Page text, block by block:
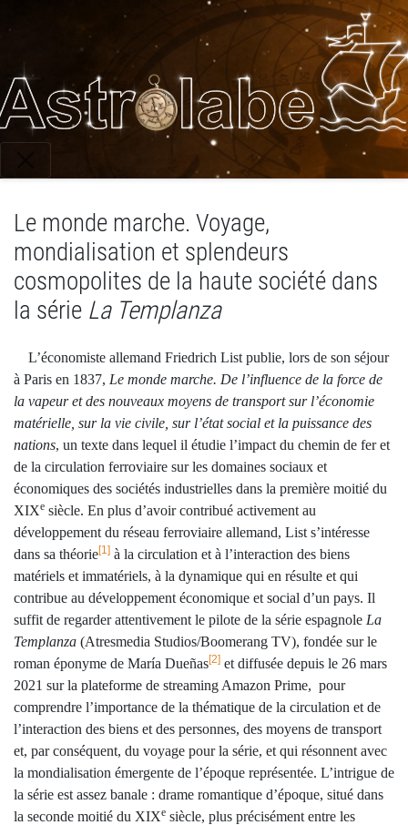
au
principal
Le monde marche. Voyage,
mondialisation et splendeurs
cosmopolites de la haute société dans
la série La Templanza
L’économiste allemand Friedrich List publie, lors de son séjour
à Paris en 1837, Le monde marche. De l’influence de la force de
la vapeur et des nouveaux moyens de transport sur l’économie
matérielle, sur la vie civile, sur l’état social et la puissance des
nations, un texte dans lequel il étudie l’impact du chemin de fer et
de la circulation ferroviaire sur les domaines sociaux et
économiques des sociétés industrielles dans la première moitié du
XIXe siècle. En plus d’avoir contribué activement au
développement du réseau ferroviaire allemand, List s’intéresse
dans sa théorie[1] à la circulation et à l’interaction des biens
matériels et immatériels, à la dynamique qui en résulte et qui
contribue au développement économique et social d’un pays. Il
suffit de regarder attentivement le pilote de la série espagnole La
Templanza (Atresmedia Studios/Boomerang TV), fondée sur le
roman éponyme de María Dueñas[2] et diffusée depuis le 26 mars
2021 sur la plateforme de streaming Amazon Prime, pour
comprendre l’importance de la thématique de la circulation et de
l’interaction des biens et des personnes, des moyens de transport
et, par conséquent, du voyage pour la série, et qui résonnent avec
la mondialisation émergente de l’époque représentée. L’intrigue de
la série est assez banale : drame romantique d’époque, situé dans
la seconde moitié du XIXe siècle, plus précisément entre les